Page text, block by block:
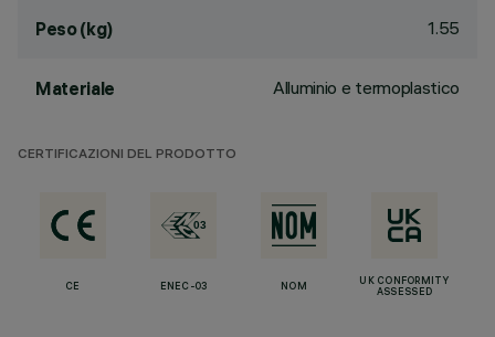
Peso (kg) 1.55
Materiale Alluminio e termoplastico
CERTIFICAZIONI DEL PRODOTTO
CE ENEC-03 NOM
UK CONFORMITY
ASSESSED